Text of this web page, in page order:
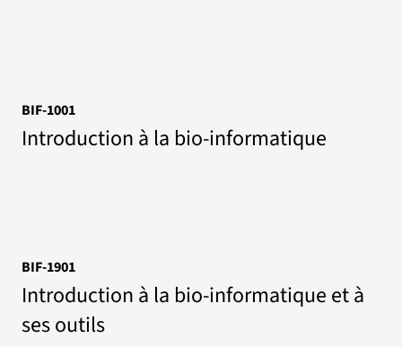
BIF-1001
Introduction à la bio-informatique
BIF-1901
Introduction à la bio-informatique et à
ses outils